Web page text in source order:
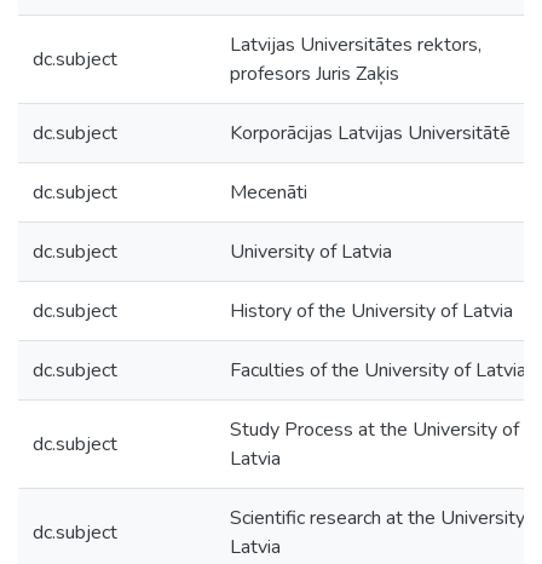
dc.subject
Latvijas Universitātes rektors,
profesors Juris Zaķis
dc.subject Korporācijas Latvijas Universitātē
dc.subject Mecenāti
dc.subject University of Latvia
dc.subject History of the University of Latvia
dc.subject Faculties of the University of Latvia
dc.subject
Study Process at the University of
Latvia
dc.subject
Scientific research at the University
Latvia